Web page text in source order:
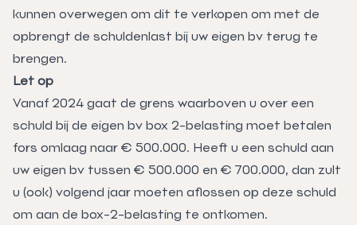
kunnen overwegen om dit te verkopen om met de
opbrengt de schuldenlast bij uw eigen bv terug te
brengen.
Let op
Vanaf 2024 gaat de grens waarboven u over een
schuld bij de eigen bv box 2-belasting moet betalen
fors omlaag naar € 500.000. Heeft u een schuld aan
uw eigen bv tussen € 500.000 en € 700.000, dan zult
u (ook) volgend jaar moeten aflossen op deze schuld
om aan de box-2-belasting te ontkomen.